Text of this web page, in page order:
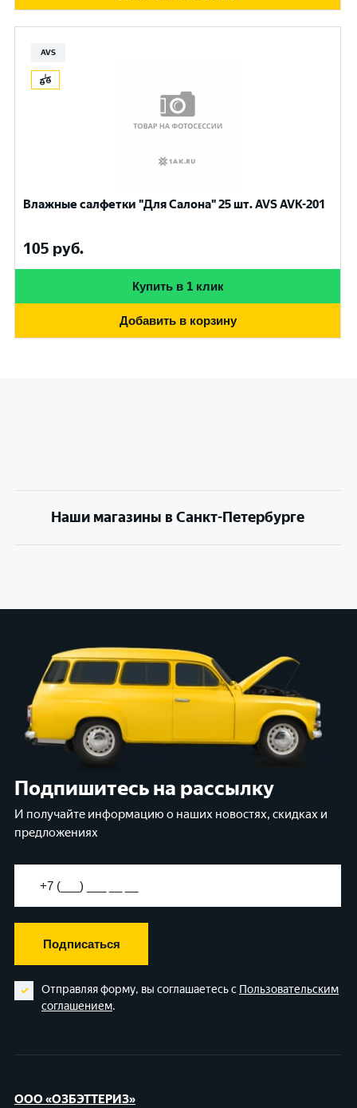
AVS
Влажные салфетки "Для Салона" 25 шт. AVS AVK-201
105 руб.
Купить в 1 клик
Добавить в корзину
Наши магазины в Санкт-Петербурге
Подпишитесь на рассылку
И получайте информацию о наших новостях, скидках и
предложениях
Подписаться
Отправляя форму, вы соглашаетесь с Пользовательским
соглашением.
ООО «ОЗБЭТТЕРИЗ»